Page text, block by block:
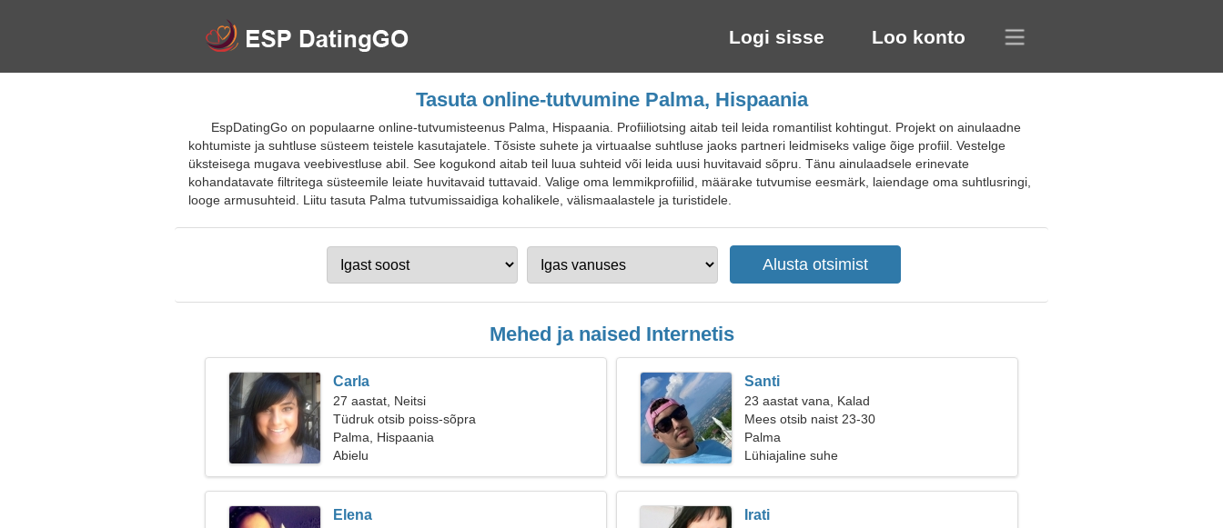
Logi sisse Loo konto
Tasuta online-tutvumine Palma, Hispaania
EspDatingGo on populaarne online-tutvumisteenus Palma, Hispaania. Profiiliotsing aitab teil leida romantilist kohtingut. Projekt on ainulaadne
kohtumiste ja suhtluse süsteem teistele kasutajatele. Tõsiste suhete ja virtuaalse suhtluse jaoks partneri leidmiseks valige õige profiil. Vestelge
üksteisega mugava veebivestluse abil. See kogukond aitab teil luua suhteid või leida uusi huvitavaid sõpru. Tänu ainulaadsele erinevate
kohandatavate filtritega süsteemile leiate huvitavaid tuttavaid. Valige oma lemmikprofiilid, määrake tutvumise eesmärk, laiendage oma suhtlusringi,
looge armusuhteid. Liitu tasuta Palma tutvumissaidiga kohalikele, välismaalastele ja turistidele.
Mehed ja naised Internetis
Carla
27 aastat, Neitsi
Tüdruk otsib poiss-sõpra
Palma, Hispaania
Abielu
Santi
23 aastat vana, Kalad
Mees otsib naist 23-30
Palma
Lühiajaline suhe
Elena Irati